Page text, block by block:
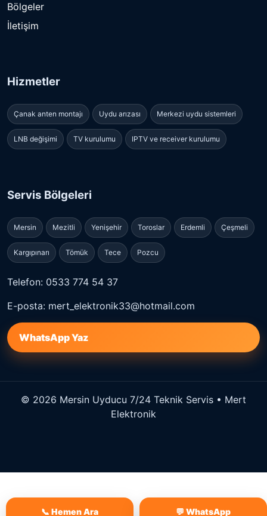
Bölgeler
İletişim
Hizmetler
Çanak anten montajı Uydu arızası Merkezi uydu sistemleri
LNB değişimi TV kurulumu IPTV ve receiver kurulumu
Servis Bölgeleri
Mersin Mezitli Yenişehir Toroslar Erdemli Çeşmeli
Kargıpınarı Tömük Tece Pozcu
Telefon: 0533 774 54 37
E-posta: mert_elektronik33@hotmail.com
WhatsApp Yaz
© 2026 Mersin Uyducu 7/24 Teknik Servis • Mert
Elektronik
📞 Hemen Ara 💬 WhatsApp